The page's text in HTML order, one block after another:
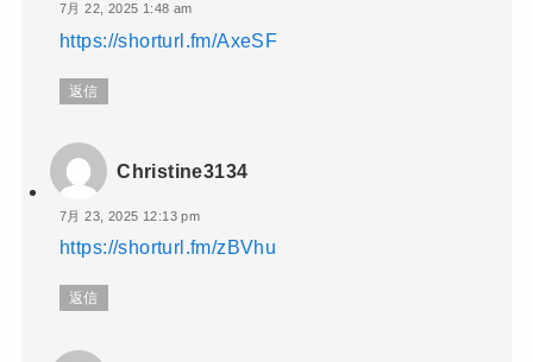
7月 22, 2025 1:48 am
https://shorturl.fm/AxeSF
返信
Christine3134
7月 23, 2025 12:13 pm
https://shorturl.fm/zBVhu
返信